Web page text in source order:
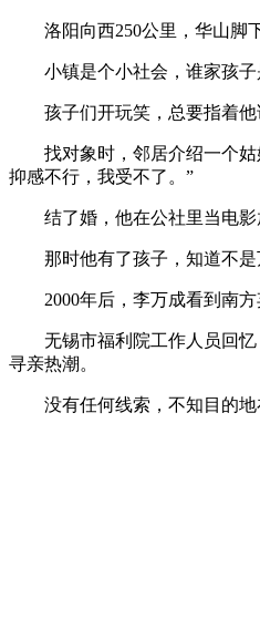
洛阳向西250公里，华山脚下
小镇是个小社会，谁家孩子
孩子们开玩笑，总要指着他
找对象时，邻居介绍一个姑
抑感不行，我受不了。”
结了婚，他在公社里当电影
那时他有了孩子，知道不是
2000年后，李万成看到南方
无锡市福利院工作人员回忆
寻亲热潮。
没有任何线索，不知目的地